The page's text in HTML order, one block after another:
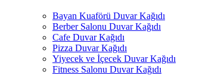
Bayan Kuaförü Duvar Kağıdı
Berber Salonu Duvar Kağıdı
Cafe Duvar Kağıdı
Pizza Duvar Kağıdı
Yiyecek ve İçecek Duvar Kağıdı
Fitness Salonu Duvar Kağıdı